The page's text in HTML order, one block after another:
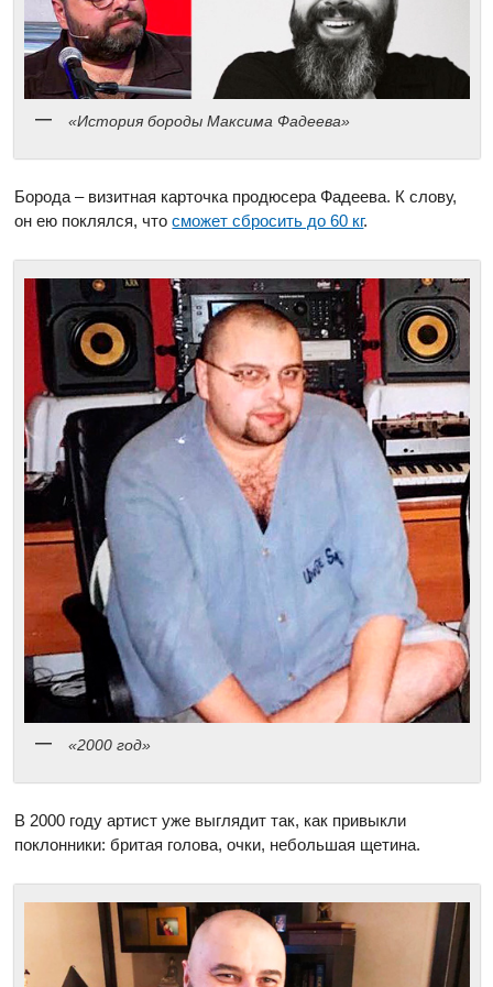
«История бороды Максима Фадеева»
Борода – визитная карточка продюсера Фадеева. К слову,
он ею поклялся, чтосможет сбросить до 60 кг.
«2000 год»
В 2000 году артист уже выглядит так, как привыкли
поклонники: бритая голова, очки, небольшая щетина.